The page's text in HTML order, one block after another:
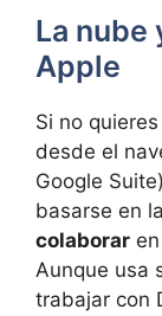
La nube
Apple
Si no
desde el
Google
basarse en
colaborar
Aunque usa
trabajar con